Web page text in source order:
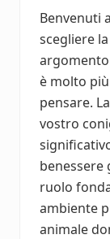
Benvenuti
scegliere
è molto
pensare.
vostro
benessere
ruolo
ambiente
animale